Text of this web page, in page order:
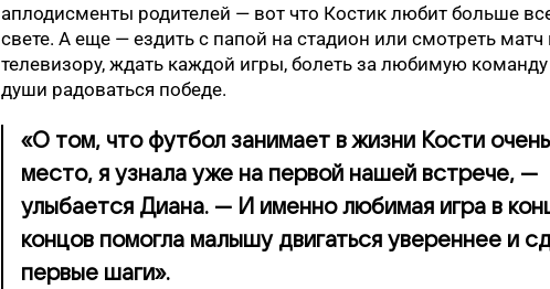
аплодисменты родителей — вот что Костик любит больше
свете. А еще — ездить с папой на стадион или смотреть матч
телевизору, ждать каждой игры, болеть за любимую команду
души радоваться победе.
«О том, что футбол занимает в жизни Кости
место, я узнала уже на первой нашей встрече, —
улыбается Диана. — И именно любимая игра в
концов помогла малышу двигаться увереннее и
первые шаги».